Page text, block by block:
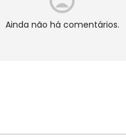
Ainda não há comentários.